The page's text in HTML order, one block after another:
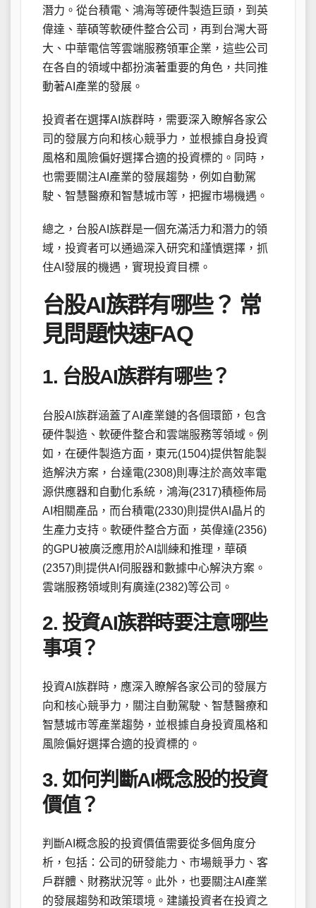
潛力。從台積電、鴻海等硬件製造巨頭，到英
偉達、華碩等軟硬件整合公司，再到台灣大哥
大、中華電信等雲端服務領軍企業，這些公司
在各自的領域中都扮演著重要的角色，共同推
動著AI產業的發展。
投資者在選擇AI族群時，需要深入瞭解各家公
司的發展方向和核心競爭力，並根據自身投資
風格和風險偏好選擇合適的投資標的。同時，
也需要關注AI產業的發展趨勢，例如自動駕
駛、智慧醫療和智慧城市等，把握市場機遇。
總之，台股AI族群是一個充滿活力和潛力的領
域，投資者可以通過深入研究和謹慎選擇，抓
住AI發展的機遇，實現投資目標。
台股AI族群有哪些？ 常
見問題快速FAQ
1. 台股AI族群有哪些？
台股AI族群涵蓋了AI產業鏈的各個環節，包含
硬件製造、軟硬件整合和雲端服務等領域。例
如，在硬件製造方面，東元(1504)提供智能製
造解決方案，台達電(2308)則專注於高效率電
源供應器和自動化系統，鴻海(2317)積極佈局
AI相關產品，而台積電(2330)則提供AI晶片的
生產力支持。軟硬件整合方面，英偉達(2356)
的GPU被廣泛應用於AI訓練和推理，華碩
(2357)則提供AI伺服器和數據中心解決方案。
雲端服務領域則有廣達(2382)等公司。
2. 投資AI族群時要注意哪些
事項？
投資AI族群時，應深入瞭解各家公司的發展方
向和核心競爭力，關注自動駕駛、智慧醫療和
智慧城市等產業趨勢，並根據自身投資風格和
風險偏好選擇合適的投資標的。
3. 如何判斷AI概念股的投資
價值？
判斷AI概念股的投資價值需要從多個角度分
析，包括：公司的研發能力、市場競爭力、客
戶群體、財務狀況等。此外，也要關注AI產業
的發展趨勢和政策環境。建議投資者在投資之